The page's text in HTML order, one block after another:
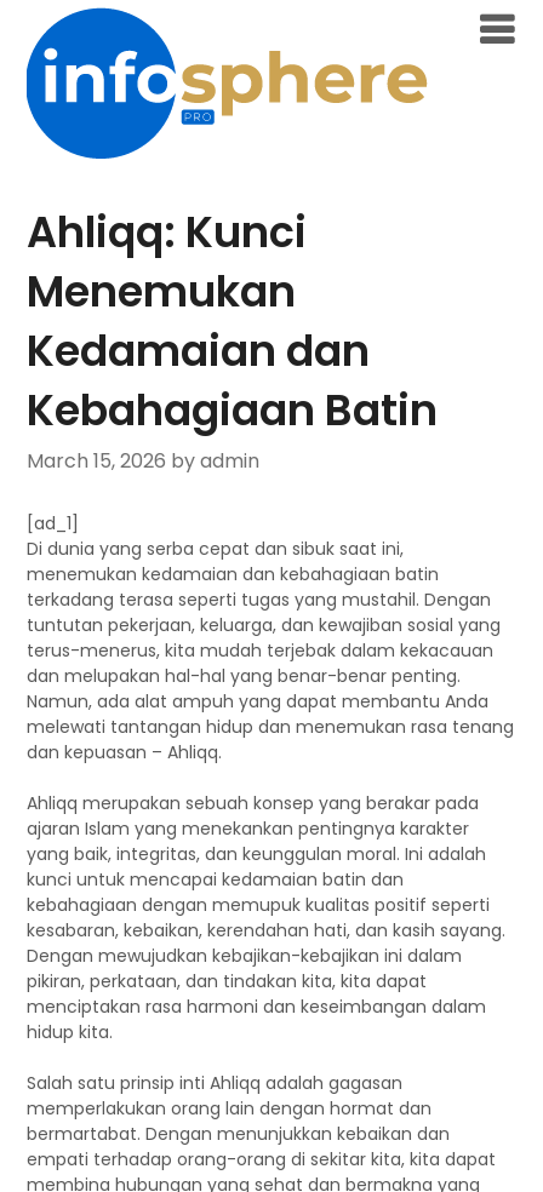
content
Ahliqq: Kunci
Menemukan
Kedamaian dan
Kebahagiaan Batin
March 15, 2026 by admin
[ad_1]
Di dunia yang serba cepat dan sibuk saat ini,
menemukan kedamaian dan kebahagiaan batin
terkadang terasa seperti tugas yang mustahil. Dengan
tuntutan pekerjaan, keluarga, dan kewajiban sosial yang
terus-menerus, kita mudah terjebak dalam kekacauan
dan melupakan hal-hal yang benar-benar penting.
Namun, ada alat ampuh yang dapat membantu Anda
melewati tantangan hidup dan menemukan rasa tenang
dan kepuasan – Ahliqq.
Ahliqq merupakan sebuah konsep yang berakar pada
ajaran Islam yang menekankan pentingnya karakter
yang baik, integritas, dan keunggulan moral. Ini adalah
kunci untuk mencapai kedamaian batin dan
kebahagiaan dengan memupuk kualitas positif seperti
kesabaran, kebaikan, kerendahan hati, dan kasih sayang.
Dengan mewujudkan kebajikan-kebajikan ini dalam
pikiran, perkataan, dan tindakan kita, kita dapat
menciptakan rasa harmoni dan keseimbangan dalam
hidup kita.
Salah satu prinsip inti Ahliqq adalah gagasan
memperlakukan orang lain dengan hormat dan
bermartabat. Dengan menunjukkan kebaikan dan
empati terhadap orang-orang di sekitar kita, kita dapat
membina hubungan yang sehat dan bermakna yang